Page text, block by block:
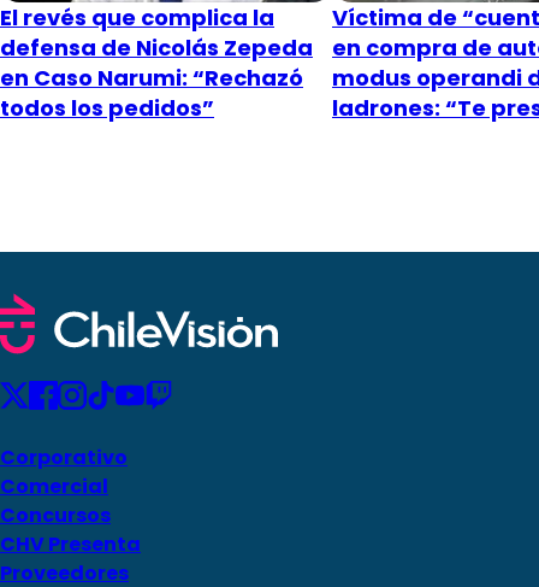
El revés que complica la
defensa de Nicolás Zepeda
en Caso Narumi: “Rechazó
todos los pedidos”
Víctima de
en compra de
modus operandi
ladrones: “Te
Corporativo
Comercial
Concursos
CHV Presenta
Proveedores